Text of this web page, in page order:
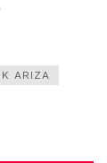
ARIZA